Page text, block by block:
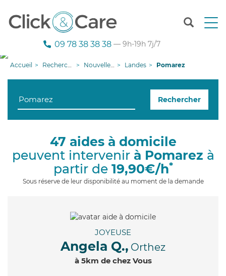
T
n
g
i
09 78 38 38 38 — 9h-19h 7j/7
Accueil Recherche aide à domicile Nouvelle-Aquitaine Landes Pomarez
Rechercher
47 aides à domicile
peuvent intervenir à Pomarez à
partir de 19,90€/h*
Sous réserve de leur disponibilité au moment de la demande
JOYEUSE
Angela Q., Orthez
à 5km de chez Vous